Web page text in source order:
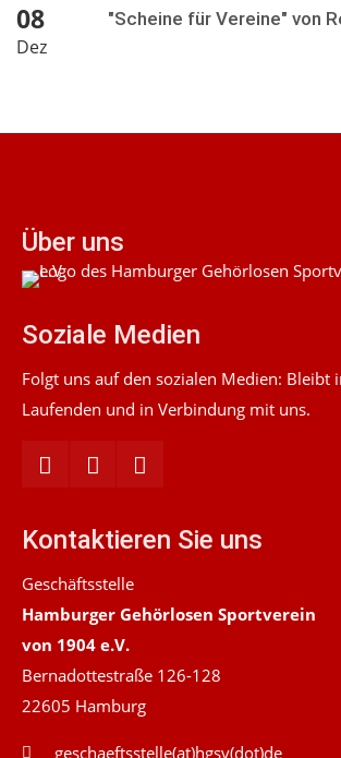
08
Dez
"Scheine für Vereine" von
Über uns
Soziale Medien
Folgt uns auf den sozialen Medien: Bleibt
Laufenden und in Verbindung mit uns.
Kontaktieren Sie uns
Geschäftsstelle
Hamburger Gehörlosen Sportverein
von 1904 e.V.
Bernadottestraße 126-128
22605 Hamburg
geschaeftsstelle(at)hgsv(dot)de